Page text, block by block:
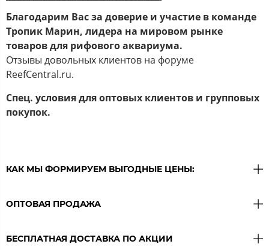
Благодарим Вас за доверие и участие в команде
Тропик Марин, лидера на мировом рынке
товаров для рифового аквариума.
Отзывы довольных клиентов на форуме
ReefCentral.ru.
Спец. условия для оптовых клиентов и групповых
покупок.
КАК МЫ ФОРМИРУЕМ ВЫГОДНЫЕ ЦЕНЫ:
ОПТОВАЯ ПРОДАЖА
БЕСПЛАТНАЯ ДОСТАВКА ПО АКЦИИ